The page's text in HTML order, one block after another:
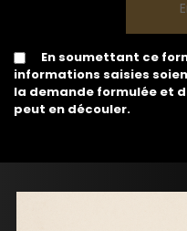
En soumettant ce
informations saisies
la demande formulée et
peut en découler.